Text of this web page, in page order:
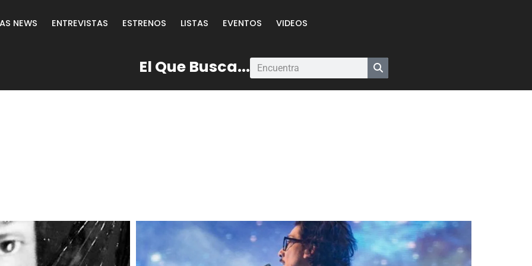
NEWS ENTREVISTAS ESTRENOS LISTAS EVENTOS VIDEOS
El Que Busca...